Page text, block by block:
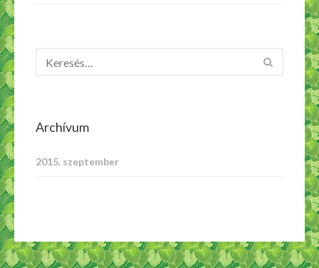
Archívum
2015. szeptember